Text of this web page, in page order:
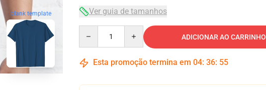
blank template Ver guia de tamanhos
ADICIONAR AO CARRINHO
Esta promoção termina em 04: 36: 54